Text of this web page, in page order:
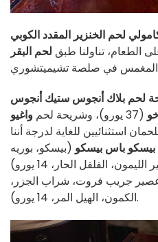
لحم الخنزير المقدد الكوبي
لحم البقر
لحم بلاك أنجوس ستيك أنجوس
(37 يورو)، وشريحة لحم
واغيو
استثنائيين للغاية لدرجة أننا
بيسكو باس بيسكو (بيسكو، بوريه
الأفوكادو، الكزبرة، عصير الليمون، الفلفل الحار، 14 يورو)
جريب فروت، شراب الجزر،
الكمون، الهيل المر، 14 يورو).